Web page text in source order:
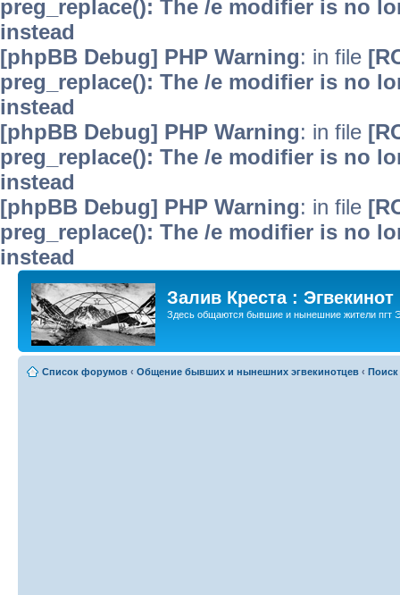
preg_replace(): The /e modifier is no
instead
[phpBB Debug] PHP Warning: in file
preg_replace(): The /e modifier is no
instead
[phpBB Debug] PHP Warning: in file
preg_replace(): The /e modifier is no
instead
[phpBB Debug] PHP Warning: in file
preg_replace(): The /e modifier is no
instead
Залив Креста : Эгвекинот
Здесь общаются бывшие и нынешние жители пгт
Список форумов ‹ Общение бывших и нынешних эгвекинотцев ‹ Поиск